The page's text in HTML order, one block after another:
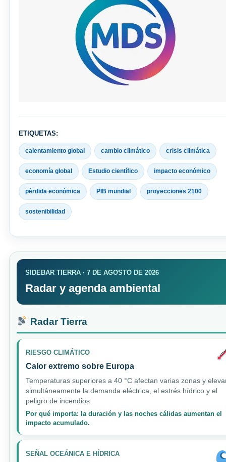
ETIQUETAS:
calentamiento global cambio climático crisis climática
economía global Estudio científico impacto económico
pérdida económica PIB mundial proyecciones 2100
sostenibilidad
SIDEBAR TIERRA · 7 DE AGOSTO DE 2026
Radar y agenda ambiental
Radar Tierra
RIESGO CLIMÁTICO
Calor extremo sobre Europa
Temperaturas superiores a 40 °C afectan varias zonas y
simultáneamente la demanda eléctrica, el estrés hídrico y el
peligro de incendios.
Por qué importa: la duración y las noches cálidas aumentan el
impacto acumulado.
SEÑAL OCEÁNICA E HÍDRICA